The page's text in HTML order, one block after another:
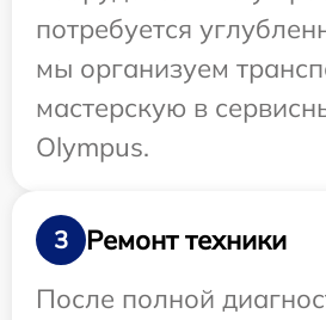
потребуется
мы организуем
мастерскую в
Olympus.
3
Ремонт техники
После полной